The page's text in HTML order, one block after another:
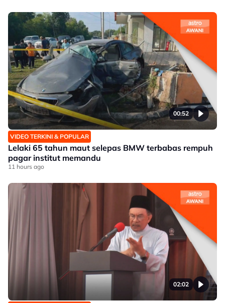
00:52
VIDEO TERKINI & POPULAR
Lelaki 65 tahun maut selepas BMW terbabas rempuh
pagar institut memandu
11 hours ago
02:02